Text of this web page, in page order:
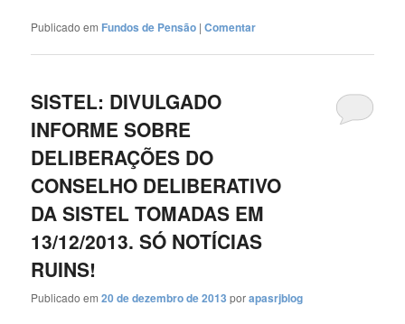
Publicado em Fundos de Pensão |Comentar
SISTEL: DIVULGADO
INFORME SOBRE
DELIBERAÇÕES DO
CONSELHO DELIBERATIVO
DA SISTEL TOMADAS EM
13/12/2013. SÓ NOTÍCIAS
RUINS!
Publicado em20 de dezembro de 2013 porapasrjblog